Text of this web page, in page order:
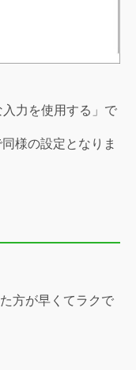
入力を使用する」で
様の設定となりま
方が早くてラクで